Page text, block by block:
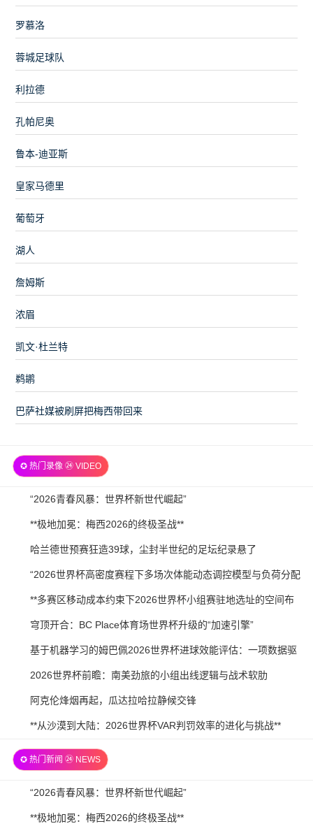
罗慕洛
蓉城足球队
利拉德
孔帕尼奥
鲁本-迪亚斯
皇家马德里
葡萄牙
湖人
詹姆斯
浓眉
凯文·杜兰特
鹈鹕
巴萨社媒被刷屏把梅西带回来
✪ 热门录像 ㉔ VIDEO
2026-
“2026青春风暴：世界杯新世代崛起”
2026-
**极地加冕：梅西2026的终极圣战**
2026-
哈兰德世预赛狂造39球，尘封半世纪的足坛纪录悬了
2026-
“2026世界杯高密度赛程下多场次体能动态调控模型与负荷分配
策略研究”
2026-
**多赛区移动成本约束下2026世界杯小组赛驻地选址的空间布
局优化研究**
2026-
穹顶开合：BC Place体育场世界杯升级的“加速引擎”
2026-
基于机器学习的姆巴佩2026世界杯进球效能评估：一项数据驱
动预测
2026-
2026世界杯前瞻：南美劲旅的小组出线逻辑与战术软肋
2026-
阿克伦烽烟再起，瓜达拉哈拉静候交锋
2026-
18
**从沙漠到大陆：2026世界杯VAR判罚效率的进化与挑战**
✪ 热门新闻 ㉔ NEWS
2026-
“2026青春风暴：世界杯新世代崛起”
2026-
**极地加冕：梅西2026的终极圣战**